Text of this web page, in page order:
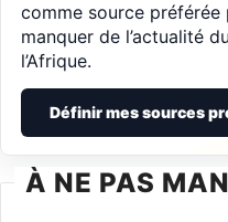
comme source préférée
manquer de l’actualité
l’Afrique.
Définir mes sources
À NE PAS